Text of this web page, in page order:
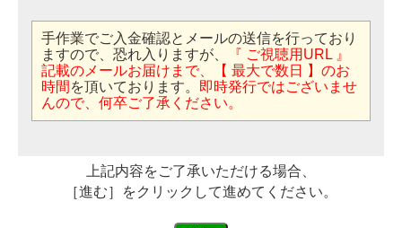
手作業でご入金確認とメールの送信を行っており
ますので、恐れ入りますが、
『 ご視聴用URL 』
記載のメールお届けまで、【 最大で数日 】のお
時間 を頂いております。
即時発行ではございませ
んので、何卒ご了承ください。
上記内容をご了承いただける場合、
［進む］をクリックして進めてください。